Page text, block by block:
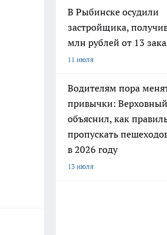
В Рыбинске осудили
застройщика,
млн рублей от 13
11 июля
Водителям пора
привычки:
объяснил, как
пропускать
в 2026 году
13 июля